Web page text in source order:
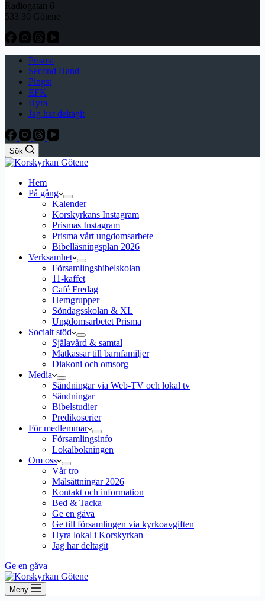
Radiogatan 6
533 30 Götene
Prisma
Second Hand
Pingst
EFK
Hyra
Jag har deltagit
Sök
Hem
På gång
Kalender
Korskyrkans Instagram
Prismas Instagram
Prisma vårt ungdomsarbete
Bibelläsningsplan 2026
Verksamhet
Församlingsbibelskolan
11-kaffet
Café Fredag
Hemgrupper
Söndagsskolan & XL
Ungdomsarbetet Prisma
Socialt stöd
Själavård & samtal
Matkassar till barnfamiljer
Diakoni och omsorg
Media
Sändningar via Web-TV och lokal tv
Sändningar
Bibelstudier
Predikoserier
För medlemmar
Församlingsinfo
Lokalbokningen
Om oss
Vår tro
Målsättningar 2026
Kontakt och information
Bed & Tacka
Ge en gåva
Ge till församlingen via kyrkoavgiften
Hyra lokal i Korskyrkan
Jag har deltagit
Ge en gåva
Meny